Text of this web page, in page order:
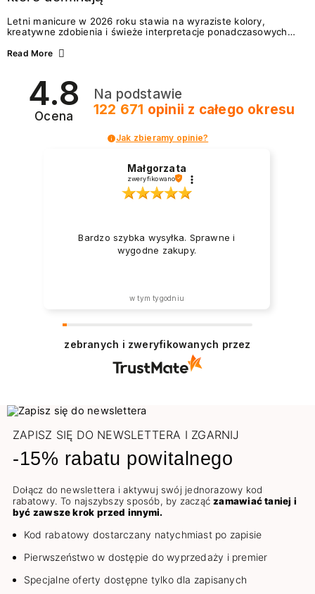
Letni manicure w 2026 roku stawia na wyraziste kolory,
kreatywne zdobienia i świeże interpretacje ponadczasowych
zarówno energetycznych odcieni inspirowanych wakacjami, jak
2026? Znajdź inspirację dla swojego manicure!
Read More
4.8
Ocena
Na podstawie
122 671 opinii z całego okresu
Jak zbieramy opinie?
Małgorzata
zweryfikowano
Bardzo szybka wysyłka. Sprawne i
wygodne zakupy.
w tym tygodniu
zebranych i zweryfikowanych przez
ZAPISZ SIĘ DO NEWSLETTERA I ZGARNIJ
-15% rabatu powitalnego
Dołącz do newslettera i aktywuj swój jednorazowy kod
rabatowy. To najszybszy sposób, by zacząćzamawiać taniej i
być zawsze krok przed innymi.
Kod rabatowy dostarczany natychmiast po zapisie
Pierwszeństwo w dostępie do wyprzedaży i premier
Specjalne oferty dostępne tylko dla zapisanych